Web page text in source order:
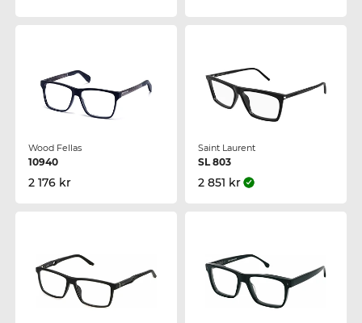
Wood Fellas
10940
2 176 kr
Saint Laurent
SL 803
2 851 kr